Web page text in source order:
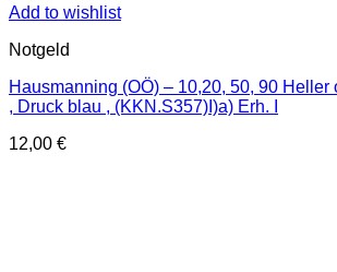
Add to wishlist
Notgeld
Hausmanning (OÖ) – 10,20, 50, 90 Heller
, Druck blau , (KKN.S357)I)a) Erh. I
12,00 €